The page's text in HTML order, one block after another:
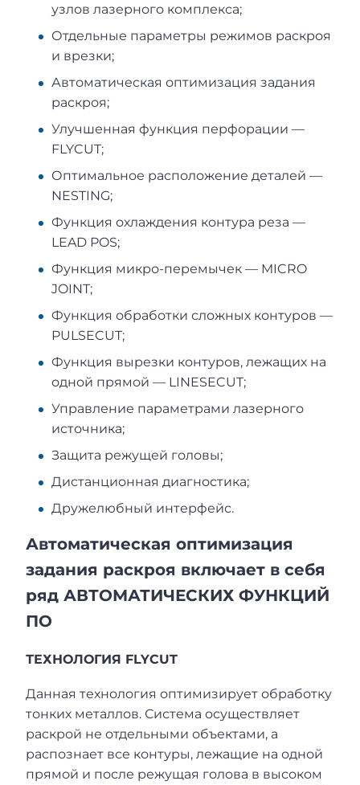
узлов лазерного комплекса;
Отдельные параметры режимов раскроя
и врезки;
Автоматическая оптимизация задания
раскроя;
Улучшенная функция перфорации —
FLYCUT;
Оптимальное расположение деталей —
NESTING;
Функция охлаждения контура реза —
LEAD POS;
Функция микро-перемычек — MICRO
JOINT;
Функция обработки сложных контуров —
PULSECUT;
Функция вырезки контуров, лежащих на
одной прямой — LINESECUT;
Управление параметрами лазерного
источника;
Защита режущей головы;
Дистанционная диагностика;
Дружелюбный интерфейс.
Автоматическая оптимизация
задания раскроя включает в себя
ряд АВТОМАТИЧЕСКИХ ФУНКЦИЙ
ПО
ТЕХНОЛОГИЯ FLYCUT
Данная технология оптимизирует обработку
тонких металлов. Система осуществляет
раскрой не отдельными объектами, а
распознает все контуры, лежащие на одной
прямой и после режущая голова в высоком